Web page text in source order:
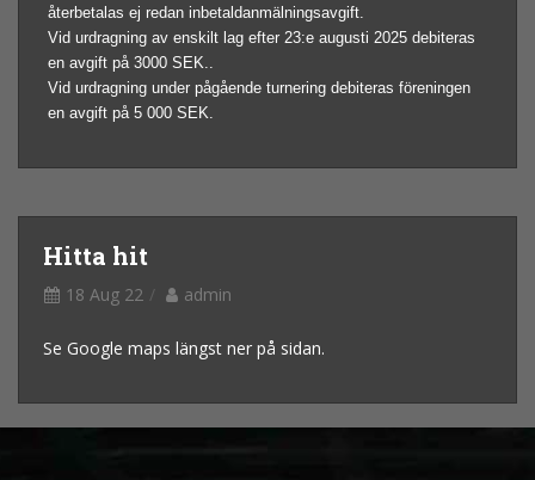
återbetalas ej redan inbetaldanmälningsavgift.
Vid urdragning av enskilt lag efter 23:e augusti 2025 debiteras
en avgift på 3000 SEK..
Vid urdragning under pågående turnering debiteras föreningen
en avgift på 5 000 SEK.
Hitta hit
18 Aug 22 admin
Se Google maps längst ner på sidan.